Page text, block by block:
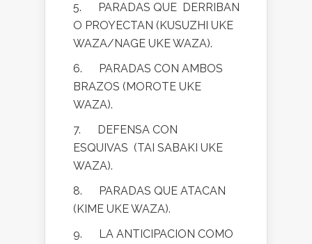
5. PARADAS QUE DERRIBAN
O PROYECTAN (KUSUZHI UKE
WAZA/NAGE UKE WAZA).
6. PARADAS CON AMBOS
BRAZOS (MOROTE UKE
WAZA).
7. DEFENSA CON
ESQUIVAS (TAI SABAKI UKE
WAZA).
8. PARADAS QUE ATACAN
(KIME UKE WAZA).
9. LA ANTICIPACION COMO